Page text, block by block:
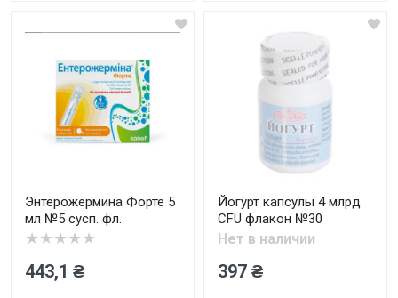
Энтерожермина Форте 5
мл №5 сусп. фл.
★★★★★
443,1 ₴
Йогурт капсулы 4 млрд
CFU флакон №30
Нет в наличии
397 ₴